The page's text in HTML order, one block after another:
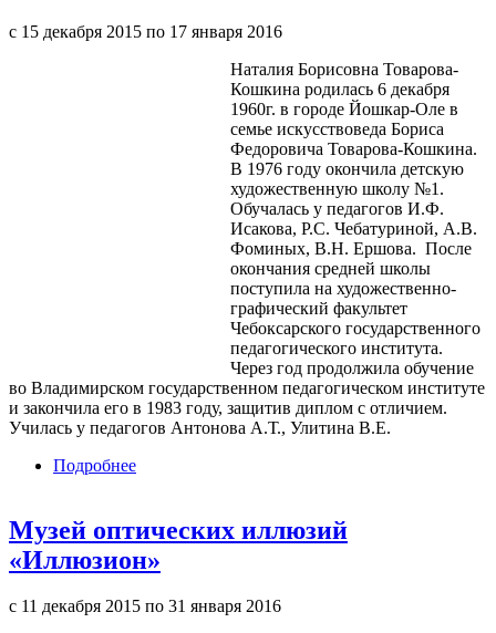
с 15 декабря 2015 по 17 января 2016
Наталия Борисовна Товарова-
Кошкина родилась 6 декабря
1960г. в городе Йошкар-Оле в
семье искусствоведа Бориса
Федоровича Товарова-Кошкина.
В 1976 году окончила детскую
художественную школу №1.
Обучалась у педагогов И.Ф.
Исакова, Р.С. Чебатуриной, А.В.
Фоминых, В.Н. Ершова. После
окончания средней школы
поступила на художественно-
графический факультет
Чебоксарского государственного
педагогического института.
Через год продолжила обучение
во Владимирском государственном педагогическом институте
и закончила его в 1983 году, защитив диплом с отличием.
Училась у педагогов Антонова А.Т., Улитина В.Е.
Подробнее
Музей оптических иллюзий
«Иллюзион»
с 11 декабря 2015 по 31 января 2016